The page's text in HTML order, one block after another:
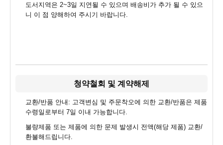
도서지역은 2~3일 지연될 수 있으며 배송비가 추가 될 수 있으
니 이 점 양해하여 주시기 바랍니다.
청약철회 및 계약해제
교환/반품 안내: 고객변심 및 주문착오에 의한 교환/반품은 제품
수령일로부터 7일 이내 가능합니다.
불량제품 또는 제품에 의한 문제 발생시 전액(해당 제품) 교환/
환불해드립니다.